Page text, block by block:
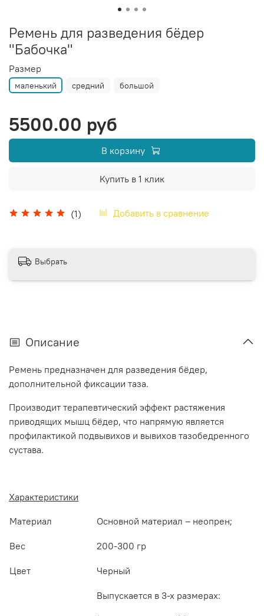
Ремень для разведения бёдер
"Бабочка"
(1) Добавить в сравнение
Размер
маленький средний большой
5500.00 руб
В корзину
Купить в 1 клик
Выбрать
Описание
Ремень предназначен для разведения бёдер,
дополнительной фиксации таза.
Производит терапевтический эффект растяжения
приводящих мышц бёдер, что напрямую является
профилактикой подвывихов и вывихов тазобедренного
сустава.
Характеристики
Материал Основной материал – неопрен;
Вес 200-300 гр
Цвет Черный
Выпускается в 3-х размерах: